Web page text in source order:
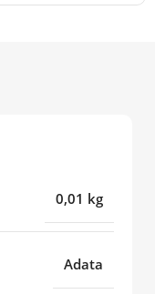
0,01 kg
Adata